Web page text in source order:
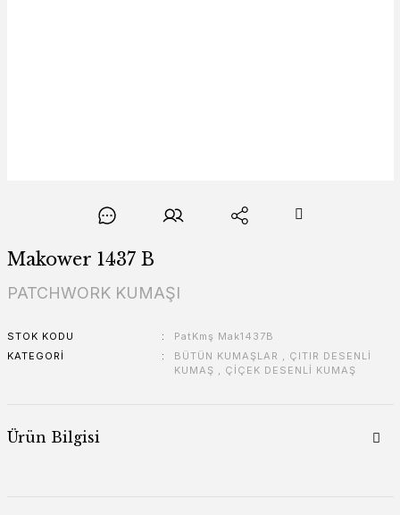
Makower 1437 B
PATCHWORK KUMAŞI
STOK KODU
PatKmş Mak1437B
KATEGORI
BÜTÜN KUMAŞLAR , ÇITIR DESENLİ
KUMAŞ , ÇİÇEK DESENLİ KUMAŞ
Ürün Bilgisi